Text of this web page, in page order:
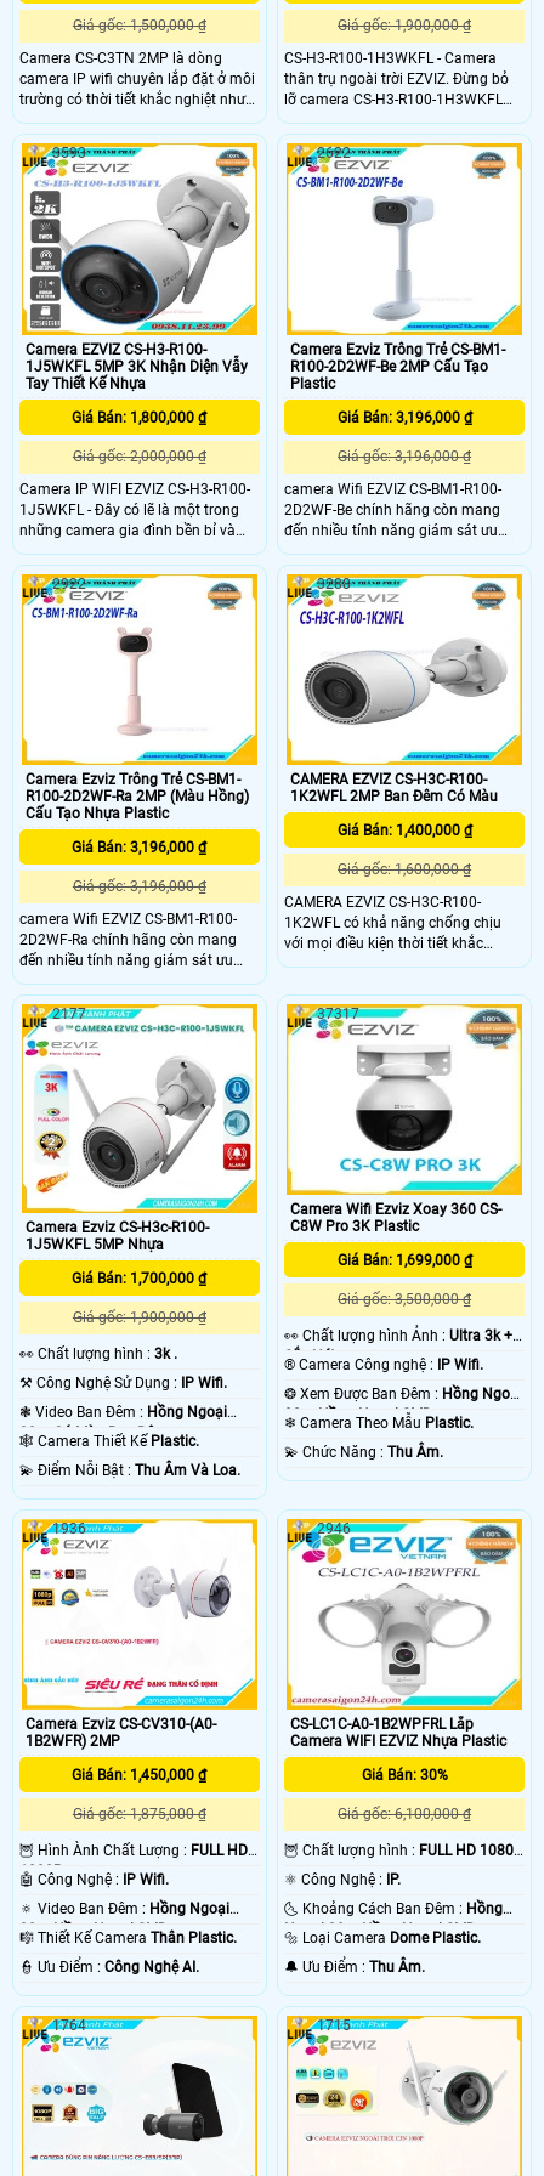
Giá gốc: 1,500,000 ₫
Camera CS-C3TN 2MP là dòng
camera IP wifi chuyên lắp đặt ở môi
trường có thời tiết khắc nghiệt như
mưa bão, nắng to, gió bụi,. . .
Camera được thiết kế vỏ kim loại
chắc chắn màu trắng sang trọng,
hiện đại, có thể tùy chỉnh góc quan
sát bằng tay
Giá gốc: 1,900,000 ₫
CS-H3-R100-1H3WKFL - Camera
thân trụ ngoài trời EZVIZ. Đừng bỏ
lỡ camera CS-H3-R100-1H3WKFL
2K nếu bạn đang cần một sản
phẩm an ninh với những tính năng
thông minh thiết yếu để bảo vệ ngôi
nhà bạn. Sản phẩm phù hợp cho
văn phòng, siêu thị, cửa hàng , văn
Camera EZVIZ CS-H3-R100-
1J5WKFL 5MP 3K Nhận Diện Vẫy
Tay Thiết Kế Nhựa
Giá Bán: 1,800,000 ₫
Giá gốc: 2,000,000 ₫
Camera IP WIFI EZVIZ CS-H3-R100-
1J5WKFL - Đây có lẽ là một trong
những camera gia đình bền bỉ và
giàu tính năng nhất hiện nay, được
thiết kế để bảo vệ ngôi nhà của bạn
24/7.
3593
Camera Ezviz Trông Trẻ CS-BM1-
R100-2D2WF-Be 2MP Cấu Tạo
Plastic
Giá Bán: 3,196,000 ₫
Giá gốc: 3,196,000 ₫
camera Wifi EZVIZ CS-BM1-R100-
2D2WF-Be chính hãng còn mang
đến nhiều tính năng giám sát ưu
việt như đàm thoại 2 chiều, phát
hiện tiếng khóc, phát hiện chuyển
động, ghi hình sắc nét,…. giúp phụ
huynh có thể dễ dàng dõi theo con
2622
Camera Ezviz Trông Trẻ CS-BM1-
R100-2D2WF-Ra 2MP (Màu Hồng)
Cấu Tạo Nhựa Plastic
Giá Bán: 3,196,000 ₫
Giá gốc: 3,196,000 ₫
camera Wifi EZVIZ CS-BM1-R100-
2D2WF-Ra chính hãng còn mang
đến nhiều tính năng giám sát ưu
việt như đàm thoại 2 chiều, phát
hiện tiếng khóc, phát hiện chuyển
động, ghi hình sắc nét,…. giúp phụ
huynh có thể dễ dàng dõi theo con
nhỏ trong mỗi khoảnh khắc.
2922
CAMERA EZVIZ CS-H3C-R100-
1K2WFL 2MP Ban Đêm Có Màu
Giá Bán: 1,400,000 ₫
Giá gốc: 1,600,000 ₫
CAMERA EZVIZ CS-H3C-R100-
1K2WFL có khả năng chống chịu
với mọi điều kiện thời tiết khắc
nghiệt nhất. Cùng với đó CAMERA
trang bị anten kép, mang lại hiệu
suất làm việc luôn đảm bảo kết nối
camera mạnh, ổn định.
3288
Camera Ezviz CS-H3c-R100-
1J5WKFL 5MP Nhựa
Giá Bán: 1,700,000 ₫
Giá gốc: 1,900,000 ₫
️👀 Chất lượng hình : 3k .
⚒ Công Nghệ Sử Dụng : IP Wifi.
❃ Video Ban Đêm : Hồng Ngoại
30m Có Màu Ban Ðêm.
🕸️ Camera Thiết Kế Plastic.
️💫 Điểm Nỗi Bật : Thu Âm Và Loa.
2177
Camera Wifi Ezviz Xoay 360 CS-
C8W Pro 3K Plastic
Giá Bán: 1,699,000 ₫
Giá gốc: 3,500,000 ₫
️👀 Chất lượng hình Ảnh :Ultra 3k +
Sắc Nét .
®️ Camera Công nghệ : IP Wifi.
❂ Xem Được Ban Đêm : Hồng Ngoại
30m Hồng Ngoại SMD.
❄ Camera Theo Mẫu Plastic.
️💫 Chức Năng :Thu Âm.
37317
Camera Ezviz CS-CV310-(A0-
1B2WFR) 2MP
Giá Bán: 1,450,000 ₫
Giá gốc: 1,875,000 ₫
🦉 Hình Ành Chất Lượng : FULL HD
1080P .
🤖️ Công Nghệ :
IP Wifi.
🔅 Video Ban Đêm : Hồng Ngoại
30m Hồng Ngoại SMD.
🎼️ Thiết Kế Camera Thân Plastic.
️👮 Ưu Điểm : Công Nghệ AI.
1936
CS-LC1C-A0-1B2WPFRL Lắp
Camera WIFI EZVIZ Nhựa Plastic
Giá Bán: 30%
Giá gốc: 6,100,000 ₫
🦉 Chất lượng hình : FULL HD 1080P
⚛️ Công Nghệ :
IP.
🌜 Khoảng Cách Ban Đêm : Hồng
Ngoại 20m Hồng Ngoại SMD.
🔩 Loại Camera Dome Plastic.
️🔔 Ưu Điểm :Thu Âm.
2946
1764 1715